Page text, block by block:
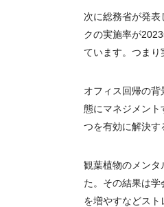
次に総務省が発
クの実施率が2023
ています。つまり
オフィス回帰の
態にマネジメント
つを有効に解決す
観葉植物のメンタ
た。その結果は
を増やすなどス